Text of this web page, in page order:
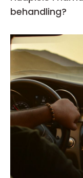
behandling?